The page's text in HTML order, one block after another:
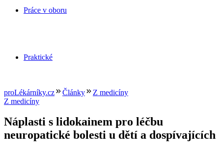
Práce v oboru
Praktické
proLékárníky.cz Články
Z medicíny
Z medicíny
Náplasti s lidokainem pro léčbu
neuropatické bolesti u dětí a dospívajících